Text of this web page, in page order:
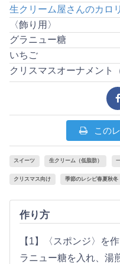
生クリーム屋さんのカロ
〈飾り用〉
グラニュー糖
いちご
クリスマスオーナメン
この
スイーツ 生クリーム（低脂肪）
クリスマス向け 季節のレシピ春夏秋冬
作り方
【1】〈スポンジ〉を
ラニュー糖を入れ、湯